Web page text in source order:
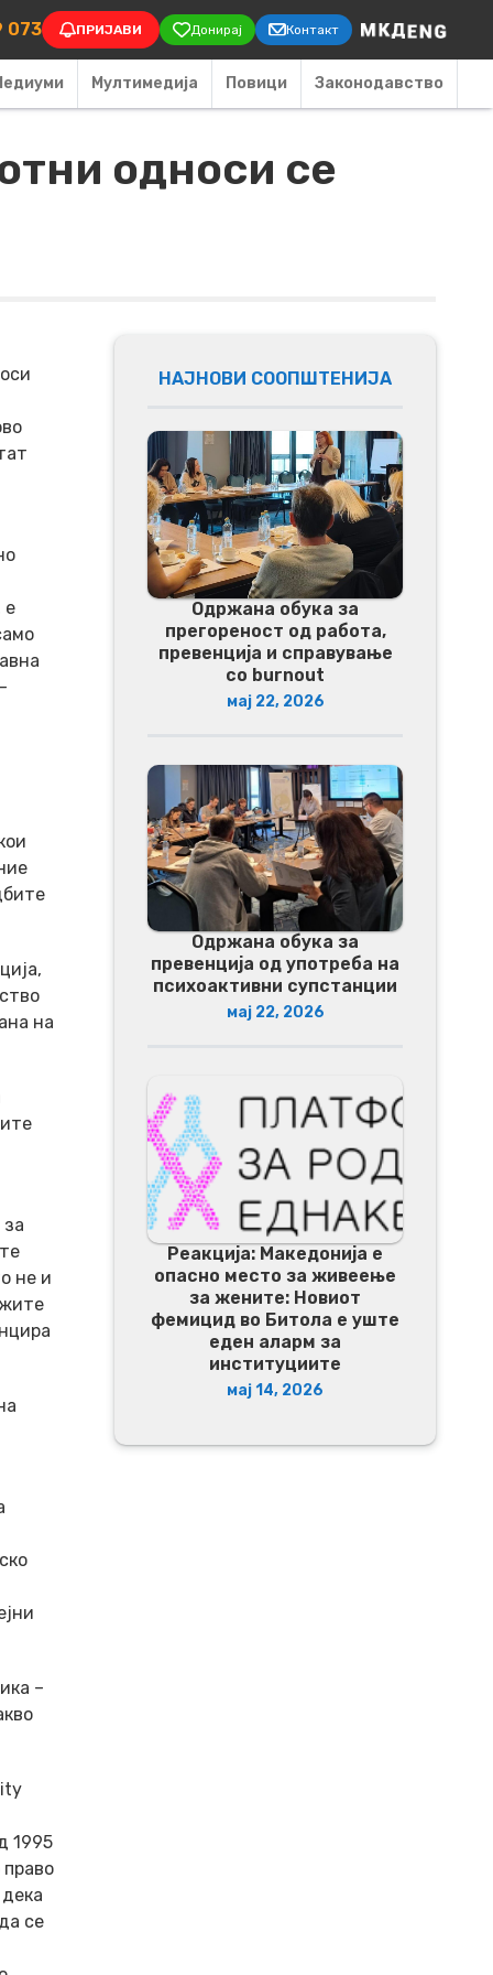
073 ПРИЈАВИ Донирај Контакт
Мултимедија Повици Законодавство
односи се
е
на
не и
–
1995
се
НАЈНОВИ СООПШТЕНИЈА
Одржана обука за
прегореност од работа,
превенција и справување
со burnout
мај 22, 2026
Одржана обука за
превенција од употреба на
психоактивни супстанции
мај 22, 2026
Реакција: Македонија е
опасно место за живеење
за жените: Новиот
фемицид во Битола е уште
еден аларм за
институциите
мај 14, 2026